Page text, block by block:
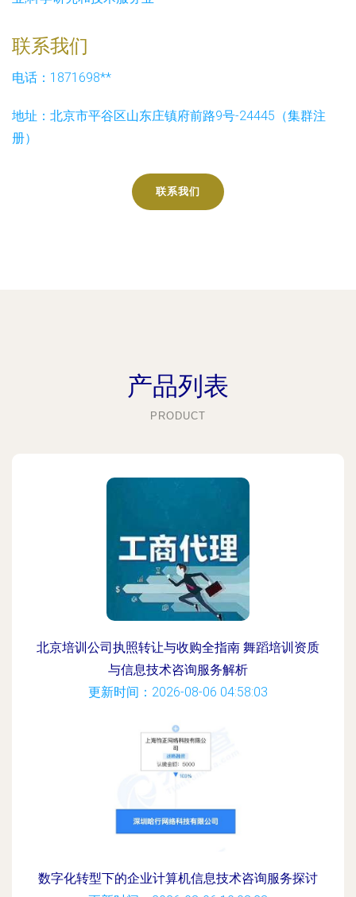
联系我们
电话：1871698**
地址：北京市平谷区山东庄镇府前路9号-24445（集群注
册）
联系我们
产品列表
PRODUCT
北京培训公司执照转让与收购全指南 舞蹈培训资质
与信息技术咨询服务解析
更新时间：2026-08-06 04:58:03
数字化转型下的企业计算机信息技术咨询服务探讨